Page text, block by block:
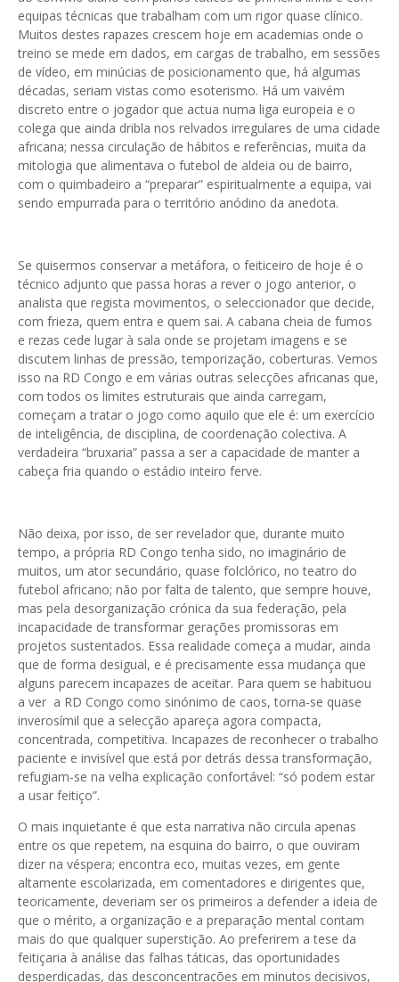
equipas técnicas que trabalham com um rigor quase clínico.
Muitos destes rapazes crescem hoje em academias onde o
treino se mede em dados, em cargas de trabalho, em sessões
de vídeo, em minúcias de posicionamento que, há algumas
décadas, seriam vistas como esoterismo. Há um vaivém
discreto entre o jogador que actua numa liga europeia e o
colega que ainda dribla nos relvados irregulares de uma cidade
africana; nessa circulação de hábitos e referências, muita da
mitologia que alimentava o futebol de aldeia ou de bairro,
com o quimbadeiro a “preparar” espiritualmente a equipa, vai
sendo empurrada para o território anódino da anedota.
Se quisermos conservar a metáfora, o feiticeiro de hoje é o
técnico adjunto que passa horas a rever o jogo anterior, o
analista que regista movimentos, o seleccionador que decide,
com frieza, quem entra e quem sai. A cabana cheia de fumos
e rezas cede lugar à sala onde se projetam imagens e se
discutem linhas de pressão, temporização, coberturas. Vemos
isso na RD Congo e em várias outras selecções africanas que,
com todos os limites estruturais que ainda carregam,
começam a tratar o jogo como aquilo que ele é: um exercício
de inteligência, de disciplina, de coordenação colectiva. A
verdadeira “bruxaria” passa a ser a capacidade de manter a
cabeça fria quando o estádio inteiro ferve.
Não deixa, por isso, de ser revelador que, durante muito
tempo, a própria RD Congo tenha sido, no imaginário de
muitos, um ator secundário, quase folclórico, no teatro do
futebol africano; não por falta de talento, que sempre houve,
mas pela desorganização crónica da sua federação, pela
incapacidade de transformar gerações promissoras em
projetos sustentados. Essa realidade começa a mudar, ainda
que de forma desigual, e é precisamente essa mudança que
alguns parecem incapazes de aceitar. Para quem se habituou
a ver a RD Congo como sinónimo de caos, torna-se quase
inverosímil que a selecção apareça agora compacta,
concentrada, competitiva. Incapazes de reconhecer o trabalho
paciente e invisível que está por detrás dessa transformação,
refugiam-se na velha explicação confortável: “só podem estar
a usar feitiço”.
O mais inquietante é que esta narrativa não circula apenas
entre os que repetem, na esquina do bairro, o que ouviram
dizer na véspera; encontra eco, muitas vezes, em gente
altamente escolarizada, em comentadores e dirigentes que,
teoricamente, deveriam ser os primeiros a defender a ideia de
que o mérito, a organização e a preparação mental contam
mais do que qualquer superstição. Ao preferirem a tese da
feitiçaria à análise das falhas táticas, das oportunidades
desperdiçadas, das desconcentrações em minutos decisivos,